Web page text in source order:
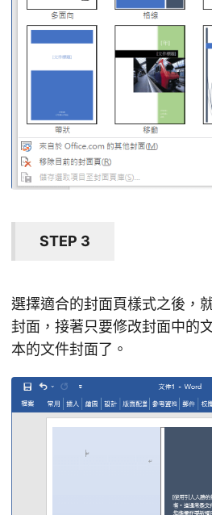
STEP 3
選擇適合的封面頁樣式之後，
封面，接著只要修改封面中的
本的文件封面了。